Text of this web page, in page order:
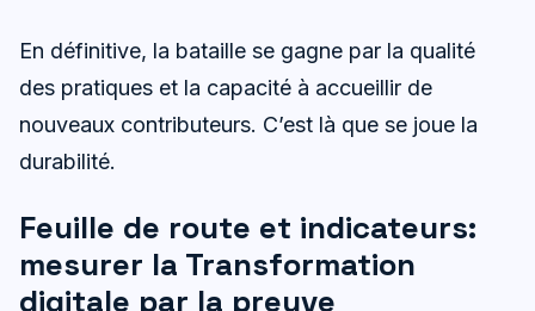
En définitive, la bataille se gagne par la qualité
des pratiques et la capacité à accueillir de
nouveaux contributeurs. C’est là que se joue la
durabilité.
Feuille de route et indicateurs:
mesurer la Transformation
digitale par la preuve